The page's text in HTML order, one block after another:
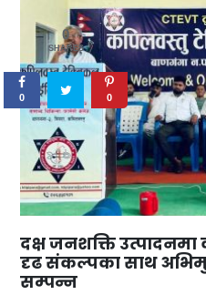
दक्ष जनशक्ति
दृढ संकल्पका साथ
सम्पन्न
0
SHARES
0 0